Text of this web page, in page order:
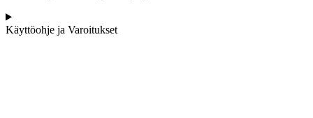
Käyttöohje ja Varoitukset